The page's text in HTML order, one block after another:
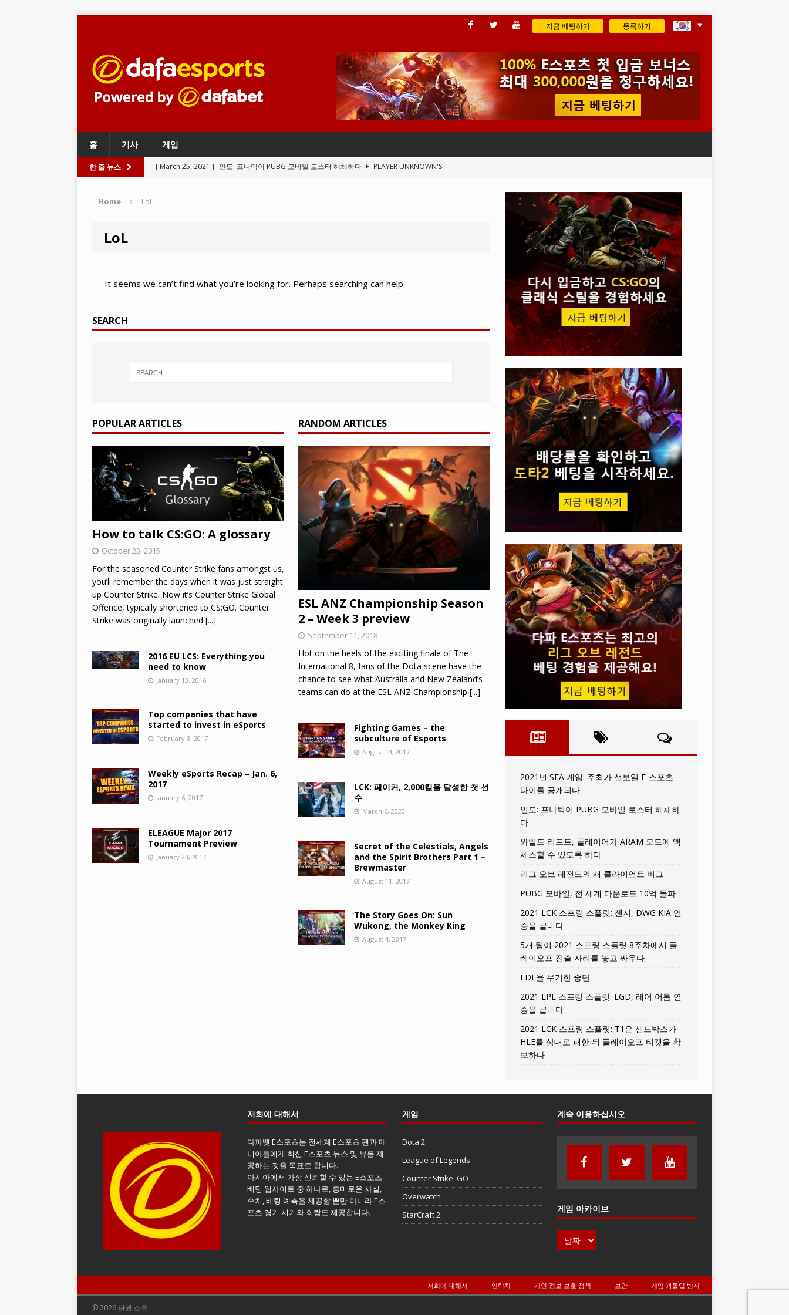
지금 베팅하기 등록하기
홈 기사 게임
한 줄 뉴스 [ March 25, 2021 ] 인도: 프나틱이 PUBG 모바일 로스터 해체하다
PLAYER UNKNOWN'S
BATTLEGROUNDS
Home LoL
LoL
It seems we can’t find what you’re looking for. Perhaps searching can help.
SEARCH
POPULAR ARTICLES
How to talk CS:GO: A glossary
October 23, 2015
For the seasoned Counter Strike fans amongst us,
you’ll remember the days when it was just straight
up Counter Strike. Now it’s Counter Strike Global
Offence, typically shortened to CS:GO. Counter
Strike was originally launched [...]
2016 EU LCS: Everything you
need to know
January 13, 2016
Top companies that have
started to invest in eSports
February 3, 2017
Weekly eSports Recap – Jan. 6,
2017
January 6, 2017
ELEAGUE Major 2017
Tournament Preview
January 23, 2017
RANDOM ARTICLES
ESL ANZ Championship Season
2 – Week 3 preview
September 11, 2018
Hot on the heels of the exciting finale of The
International 8, fans of the Dota scene have the
chance to see what Australia and New Zealand’s
teams can do at the ESL ANZ Championship [...]
Fighting Games – the
subculture of Esports
August 14, 2017
LCK: 페이커, 2,000킬을 달성한 첫 선
수
March 6, 2020
Secret of the Celestials, Angels
and the Spirit Brothers Part 1 –
Brewmaster
August 11, 2017
The Story Goes On: Sun
Wukong, the Monkey King
August 4, 2017
2021년 SEA 게임: 주최가 선보일 E-스포츠
타이틀 공개되다
인도: 프나틱이 PUBG 모바일 로스터 해체하
다
와일드 리프트, 플레이어가 ARAM 모드에 액
세스할 수 있도록 하다
리그 오브 레전드의 새 클라이언트 버그
PUBG 모바일, 전 세계 다운로드 10억 돌파
2021 LCK 스프링 스플릿: 젠지, DWG KIA 연
승을 끝내다
5개 팀이 2021 스프링 스플릿 8주차에서 플
레이오프 진출 자리를 놓고 싸우다
LDL을 무기한 중단
2021 LPL 스프링 스플릿: LGD, 레어 어톰 연
승을 끝내다
2021 LCK 스프링 스플릿: T1은 샌드박스가
HLE를 상대로 패한 뒤 플레이오프 티켓을 확
보하다
저희에 대해서
다파벳 E스포츠는 전세계 E스포츠 팬과 매
니아들에게 최신 E스포츠 뉴스 및 뷰를 제
공하는 것을 목표로 합니다.
아시아에서 가장 신뢰할 수 있는 E스포츠
베팅 웹사이트 중 하나로, 흥미로운 사실,
수치, 베팅 예측을 제공할 뿐만 아니라 E스
포츠 경기 시기와 회람도 제공합니다.
게임
Dota 2
League of Legends
Counter Strike: GO
Overwatch
StarCraft 2
계속 이용하십시오
게임 아카이브
저희에 대해서 연락처 개인 정보 보호 정책 보안 게임 과몰입 방지
© 2026 판권 소유